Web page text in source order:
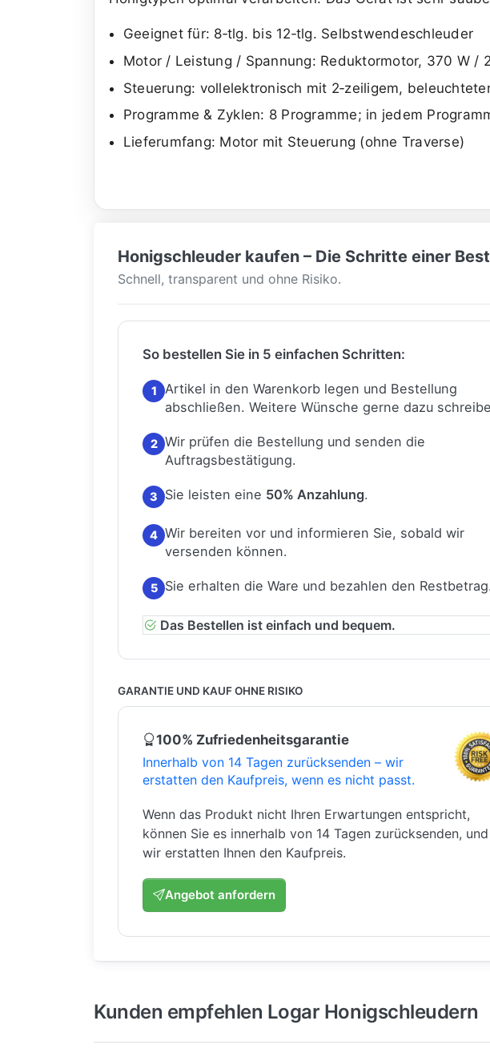
Geeignet für: 8‑tlg. bis 12‑tlg. Selbstwendeschleuder
Motor / Leistung / Spannung: Reduktormotor, 370 W /
Steuerung: vollelektronisch mit 2‑zeiligem,
Programme & Zyklen: 8 Programme; in jedem
Lieferumfang: Motor mit Steuerung (ohne Traverse)
Honigschleuder kaufen – Die Schritte einer
Schnell, transparent und ohne Risiko.
So bestellen Sie in 5 einfachen Schritten:
1
Artikel in den Warenkorb legen und Bestellung
abschließen. Weitere Wünsche gerne dazu
2 Wir prüfen die Bestellung und senden die
Auftragsbestätigung.
3 Sie leisten eine 50% Anzahlung.
4 Wir bereiten vor und informieren Sie, sobald wir
versenden können.
5 Sie erhalten die Ware und bezahlen den Restbetrag.
Das Bestellen ist einfach und bequem.
GARANTIE UND KAUF OHNE RISIKO
100% Zufriedenheitsgarantie
Innerhalb von 14 Tagen zurücksenden – wir
erstatten den Kaufpreis, wenn es nicht passt.
Wenn das Produkt nicht Ihren Erwartungen entspricht,
können Sie es innerhalb von 14 Tagen zurücksenden, und
wir erstatten Ihnen den Kaufpreis.
Angebot anfordern
Kunden empfehlen Logar Honigschleudern